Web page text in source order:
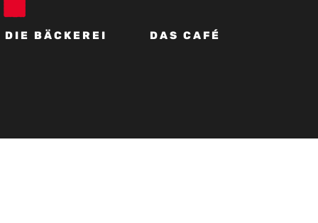
DIE BÄCKEREI DAS CAFÉ